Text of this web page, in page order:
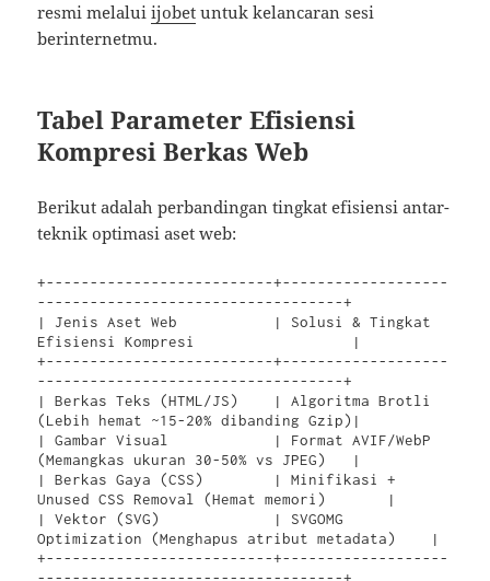
resmi melaluiijobet untuk kelancaran sesi
berinternetmu.
Tabel Parameter Efisiensi
Kompresi Berkas Web
Berikut adalah perbandingan tingkat efisiensi antar-
teknik optimasi aset web:
+--------------------------+-------------------
-----------------------------------+
| Jenis Aset Web           | Solusi & Tingkat
Efisiensi Kompresi                  |
+--------------------------+-------------------
-----------------------------------+
| Berkas Teks (HTML/JS)    | Algoritma Brotli
(Lebih hemat ~15-20% dibanding Gzip)|
| Gambar Visual            | Format AVIF/WebP
(Memangkas ukuran 30-50% vs JPEG)   |
| Berkas Gaya (CSS)        | Minifikasi +
Unused CSS Removal (Hemat memori)       |
| Vektor (SVG)             | SVGOMG
Optimization (Menghapus atribut metadata)    |
+--------------------------+-------------------